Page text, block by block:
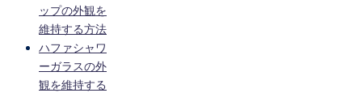
ップの外観を
維持する方法
ハファシャワ
ーガラスの外
観を維持する